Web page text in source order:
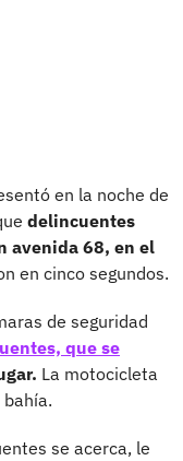
en la noche de
delincuentes
avenida 68, en el
en cinco segundos.
de seguridad
que se
La motocicleta
se acerca, le